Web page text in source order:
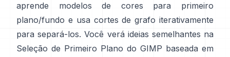
aprende modelos de cores para primeiro
plano/fundo e usa cortes de grafo iterativamente
para separá-los. Você verá ideias semelhantes na
Seleção de Primeiro Plano do GIMP baseada em